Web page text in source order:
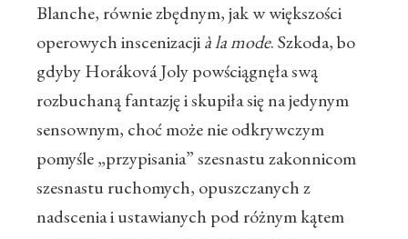
Blanche, równie zbędnym, jak w większości
operowych inscenizacjià la mode. Szkoda, bo
gdyby Horáková Joly powściągnęła swą
rozbuchaną fantazję i skupiła się na jedynym
sensownym, choć może nie odkrywczym
pomyśle „przypisania” szesnastu zakonnicom
szesnastu ruchomych, opuszczanych z
nadscenia i ustawianych pod różnym kątem